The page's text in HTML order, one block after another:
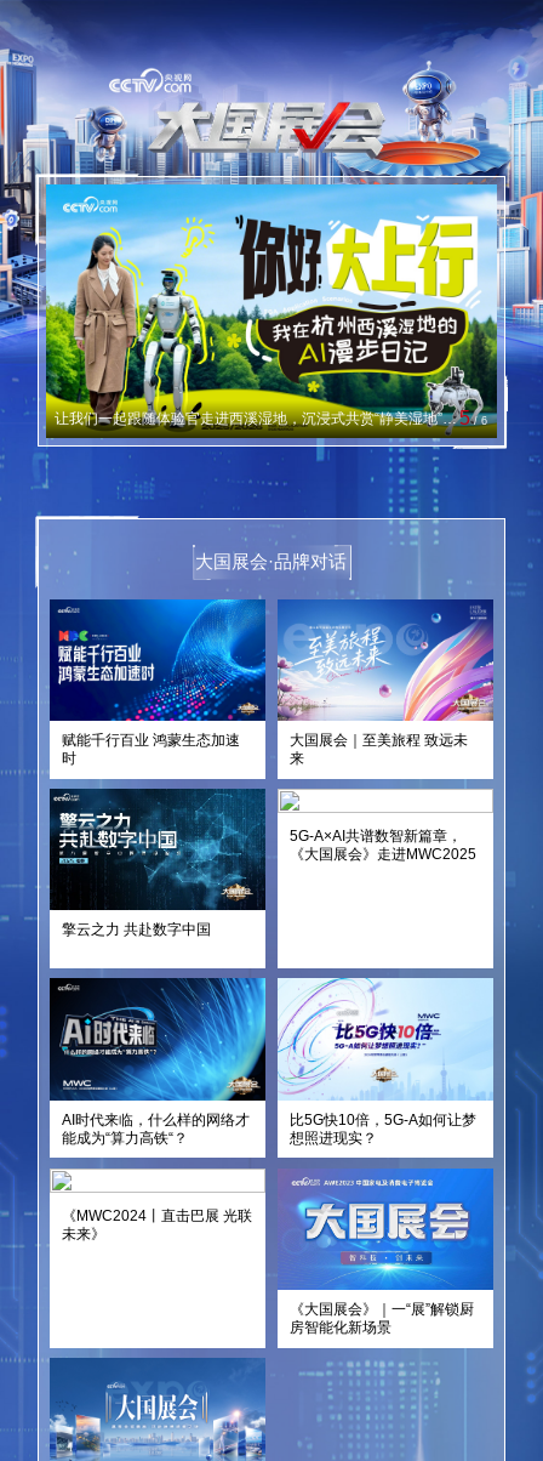
让我们一起跟随体验官走进西溪湿地，沉浸式共赏“静美湿地”与“跃动科技”的融合画卷。见证5G-A大上行×AI如何让感知更即时、交互更自然。未来生活，正在发生。5/6
大国展会·品牌对话
赋能千行百业 鸿蒙生态加速
时
大国展会｜至美旅程 致远未
来
擎云之力 共赴数字中国
5G-A×AI共谱数智新篇章，
《大国展会》走进MWC2025
AI时代来临，什么样的网络才
能成为“算力高铁“？
比5G快10倍，5G-A如何让梦
想照进现实？
《MWC2024丨直击巴展 光联
未来》
《大国展会》｜一“展”解锁厨
房智能化新场景